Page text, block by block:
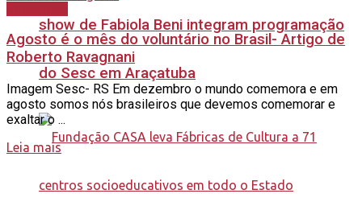
show de Fabiola Beni integram programação
do Sesc em Araçatuba
Agosto é o mês do voluntário no Brasil- Artigo de
Roberto Ravagnani
Imagem Sesc- RS Em dezembro o mundo comemora e em
agosto somos nós brasileiros que devemos comemorar e
exaltar o ...
Leia mais